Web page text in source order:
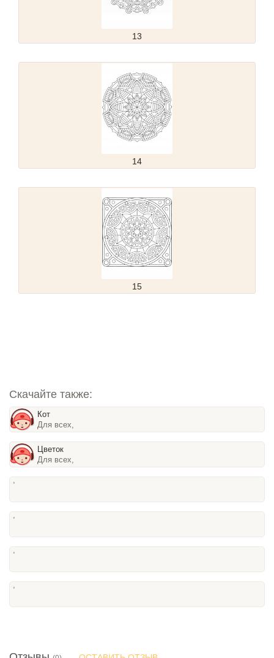
13
14
15
Скачайте также:
Кот
Для всех,
Цветок
Для всех,
,
,
,
,